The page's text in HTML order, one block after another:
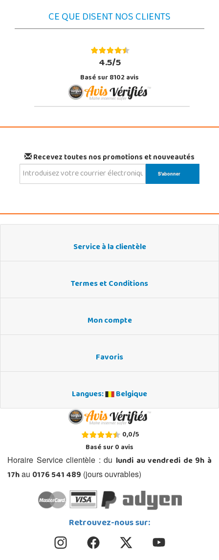
CE QUE DISENT NOS CLIENTS
4.5/5
Basé sur 8102 avis
Recevez toutes nos promotions et nouveautés
Service à la clientèle
Termes et Conditions
Mon compte
Favoris
Langues: Belgique
0,0/5
Basé sur0avis
Horaire Service clientèle : du lundi au vendredi de 9h à
17hau 0176 541 489 (jours ouvrables)
Retrouvez-nous sur: